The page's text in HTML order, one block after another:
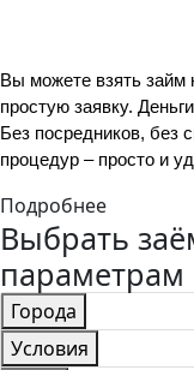
Вы можете взять займ
простую заявку.
Без посредников, без
процедур – просто и
Подробнее
Выбрать
параметрам
Города
Условия